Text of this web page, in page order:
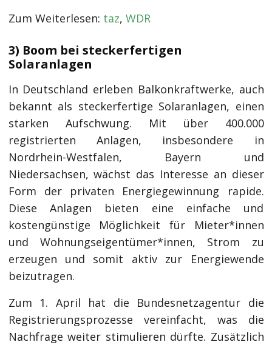
Zum Weiterlesen: taz, WDR
3) Boom bei steckerfertigen
Solaranlagen
In Deutschland erleben Balkonkraftwerke, auch
bekannt als steckerfertige Solaranlagen, einen
starken Aufschwung. Mit über 400.000
registrierten Anlagen, insbesondere in
Nordrhein-Westfalen, Bayern und
Niedersachsen, wächst das Interesse an dieser
Form der privaten Energiegewinnung rapide.
Diese Anlagen bieten eine einfache und
kostengünstige Möglichkeit für Mieter*innen
und Wohnungseigentümer*innen, Strom zu
erzeugen und somit aktiv zur Energiewende
beizutragen.
Zum 1. April hat die Bundesnetzagentur die
Registrierungsprozesse vereinfacht, was die
Nachfrage weiter stimulieren dürfte. Zusätzlich